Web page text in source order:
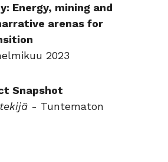
Energy, mining and
arenas for
2023
Snapshot
- Tuntematon